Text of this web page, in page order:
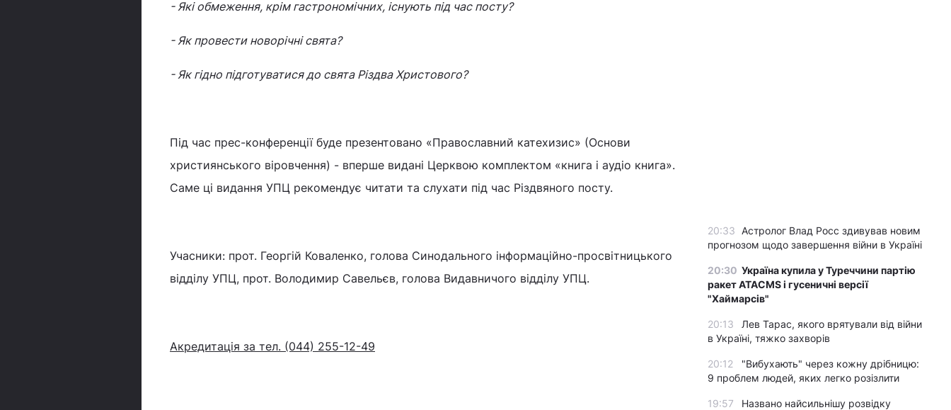
- Які обмеження, крім гастрономічних, існують під час посту?
- Як провести новорічні свята?
- Як гідно підготуватися до свята Різдва Христового?
Під час прес-конференції буде презентовано «Православний катехизис» (Основи
християнського віровчення) - вперше видані Церквою комплектом «книга і аудіо книга».
Саме ці видання УПЦ рекомендує читати та слухати під час Різдвяного посту.
Учасники: прот. Георгій Коваленко, голова Синодального інформаційно-просвітницького
відділу УПЦ, прот. Володимир Савельєв, голова Видавничого відділу УПЦ.
Акредитація за тел. (044) 255-12-49
20:33
Астролог Влад Росс здивував новим
прогнозом щодо завершення війни в Україні
20:30 Україна купила у Туреччини партію
ракет ATACMS і гусеничні версії
"Хаймарсів"
20:13
Лев Тарас, якого врятували від війни
в Україні, тяжко захворів
20:12
"Вибухають" через кожну дрібницю:
9 проблем людей, яких легко розізлити
19:57
Названо найсильнішу розвідку